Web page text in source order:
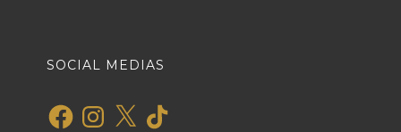
SOCIAL MEDIAS
FacebookInstagram
X TikTok